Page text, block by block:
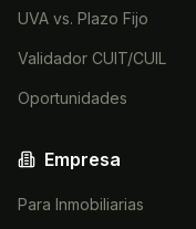
UVA vs. Plazo Fijo
Validador CUIT/CUIL
Oportunidades
Empresa
Para Inmobiliarias